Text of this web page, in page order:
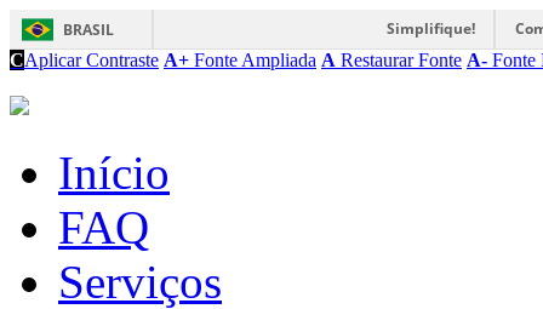
BRASIL Simplifique!
CAplicar Contraste A+ Fonte Ampliada A Restaurar Fonte A- Fonte
Início
FAQ
Serviços